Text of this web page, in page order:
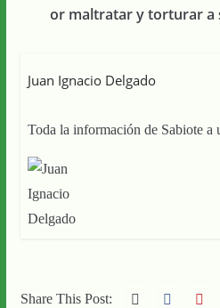
or maltratar y torturar a
Juan Ignacio Delgado
Toda la información de Sabiote a
Share This Post: